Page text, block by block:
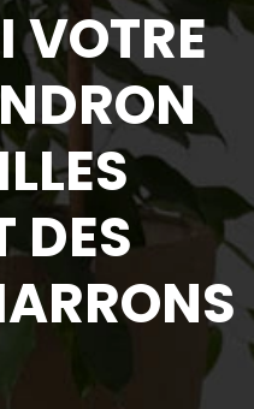
VOTRE
DES